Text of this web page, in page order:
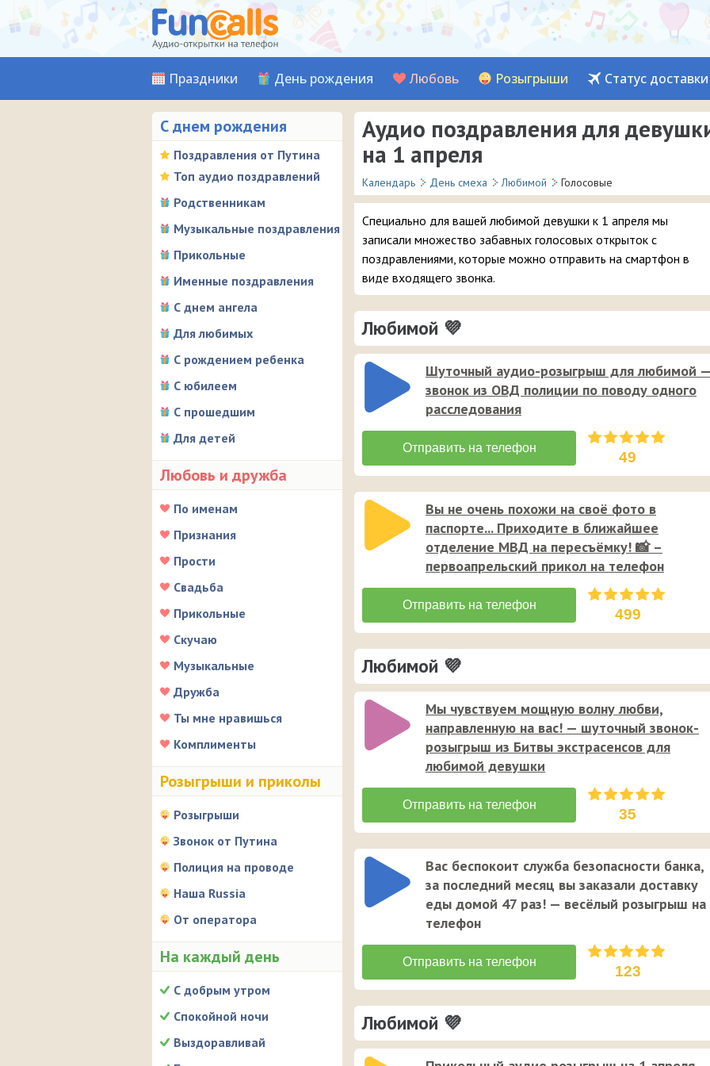
Праздники День рождения Любовь Розыгрыши Статус доставки
С днем рождения
Поздравления от Путина
Топ аудио поздравлений
Родственникам
Музыкальные поздравления
Прикольные
Именные поздравления
С днем ангела
Для любимых
С рождением ребенка
С юбилеем
С прошедшим
Для детей
Любовь и дружба
По именам
Признания
Прости
Свадьба
Прикольные
Скучаю
Музыкальные
Дружба
Ты мне нравишься
Комплименты
Розыгрыши и приколы
Розыгрыши
Звонок от Путина
Полиция на проводе
Наша Russia
От оператора
На каждый день
С добрым утром
Спокойной ночи
Выздоравливай
Аудио поздравления для
на 1 апреля
Календарь День смеха Любимой Голосовые
Специально для вашей любимой девушки к 1 апреля мы
записали множество забавных голосовых открыток с
поздравлениями, которые можно отправить на смартфон в
виде входящего звонка.
Любимой 💜
Шуточный аудио-розыгрыш для любимой
звонок из ОВД полиции по поводу одного
расследования
49
Вы не очень похожи на своё фото в
паспорте... Приходите в ближайшее
отделение МВД на пересъёмку! 📸 –
первоапрельский прикол на телефон
499
Любимой 💜
Мы чувствуем мощную волну любви,
направленную на вас! — шуточный звонок-
розыгрыш из Битвы экстрасенсов для
любимой девушки
35
Вас беспокоит служба безопасности банка,
за последний месяц вы заказали доставку
еды домой 47 раз! — весёлый розыгрыш на
телефон
123
Любимой 💜